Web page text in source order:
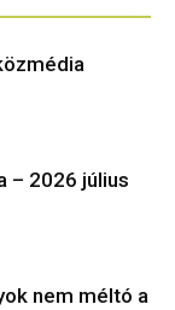
– 2026 július
nem méltó a